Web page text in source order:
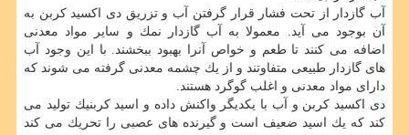
آب گازدار از تحت فشار قرار گرفتن آب و تزریق دی اكسید كربن به
آن بوجود می آید. معمولا به آب گازدار نمك و سایر مواد معدنی
اضافه می كنند تا طعم و خواص آنرا بهبود ببخشند. با این وجود آب
های گازدار طبیعی متفاوتند و از یك چشمه معدنی گرفته می شوند كه
دارای مواد معدنی و اغلب گوگرد هستند.
دی اكسید كربن و آب با یكدیگر واكنش داده و اسید كربنیك تولید می
كند كه یك اسید ضعیف است و گیرنده های عصبی را تحریك می كند